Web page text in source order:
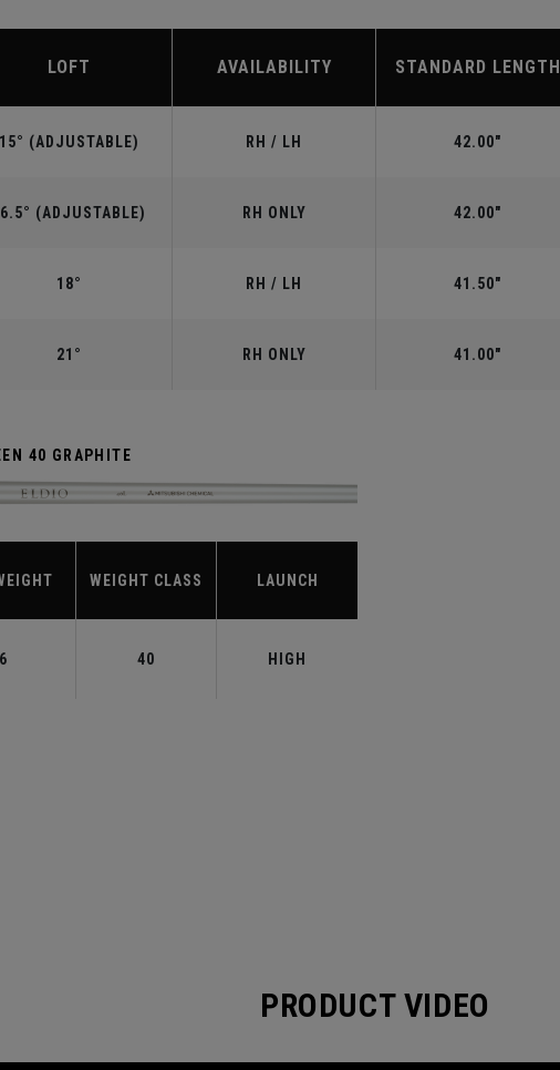
LOFT AVAILABILITY STANDARD LENGTH
15° (ADJUSTABLE) RH / LH 42.00"
(ADJUSTABLE) RH ONLY 42.00"
18° RH / LH 41.50"
21° RH ONLY 41.00"
40 GRAPHITE
WEIGHT CLASS LAUNCH
40 HIGH
PRODUCT VIDEO